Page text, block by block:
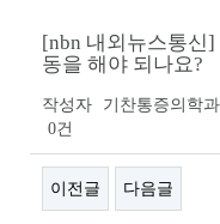
[nbn 내외뉴스통신
동을 해야 되나요?
작성자 기찬통증의학과
0건
이전글 다음글